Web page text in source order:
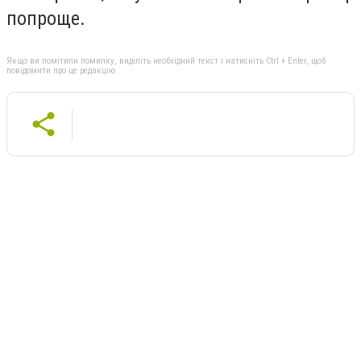
попроще.
Якщо ви помітили помилку, виділіть необхідний текст і натисніть Ctrl + Enter, щоб
повідомити про це редакцію